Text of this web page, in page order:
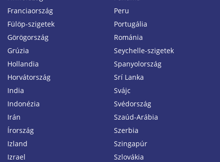
Franciaország
Fülöp-szigetek
Görögország
Grúzia
Hollandia
Horvátország
India
Indonézia
Irán
Írország
Izland
Izrael
Peru
Portugália
Románia
Seychelle-szigetek
Spanyolország
Srí Lanka
Svájc
Svédország
Szaúd-Arábia
Szerbia
Szingapúr
Szlovákia